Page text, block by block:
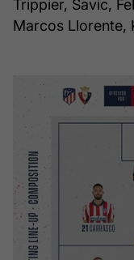
Trippier, Savic,
Marcos Llorente,